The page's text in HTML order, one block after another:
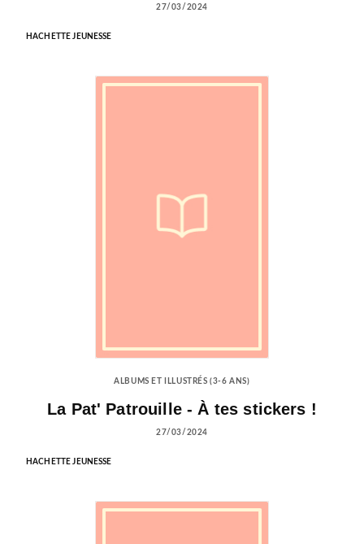
27/03/2024
HACHETTE JEUNESSE
ALBUMS ET ILLUSTRÉS (3-6 ANS)
La Pat' Patrouille - À tes stickers !
27/03/2024
HACHETTE JEUNESSE